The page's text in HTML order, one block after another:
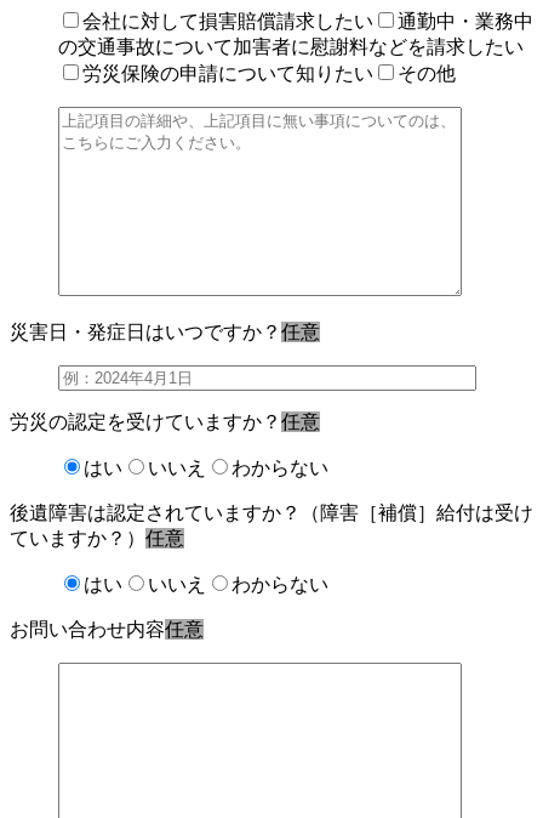
会社に対して損害賠償請求したい
通勤中・業務中
の交通事故について加害者に慰謝料などを請求したい
労災保険の申請について知りたい
その他
災害日・発症日はいつですか？ 任意
労災の認定を受けていますか？ 任意
はい いいえ わからない
後遺障害は認定されていますか？（障害［補償］給付は受け
ていますか？） 任意
はい いいえ わからない
お問い合わせ内容任意